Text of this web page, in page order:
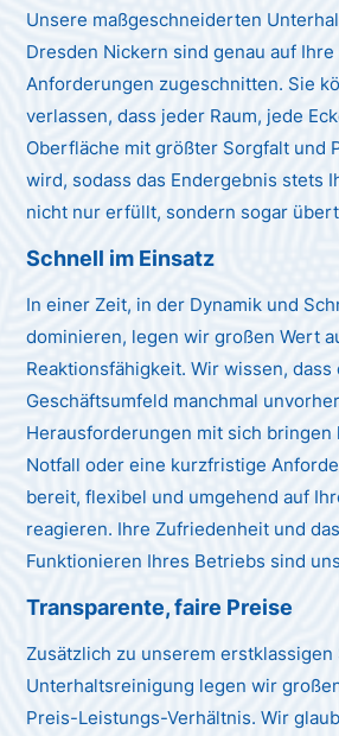
Unsere maßgeschneiderten
Dresden Nickern sind genau auf
Anforderungen zugeschnitten. Sie
verlassen, dass jeder Raum, jede
Oberfläche mit größter Sorgfalt und
wird, sodass das Endergebnis stets
nicht nur erfüllt, sondern sogar
Schnell im Einsatz
In einer Zeit, in der Dynamik und
dominieren, legen wir großen Wert
Reaktionsfähigkeit. Wir wissen, dass
Geschäftsumfeld manchmal
Herausforderungen mit sich bringen
Notfall oder eine kurzfristige
bereit, flexibel und umgehend auf
reagieren. Ihre Zufriedenheit und
Funktionieren Ihres Betriebs sind
Transparente, faire Preise
Zusätzlich zu unserem
Unterhaltsreinigung legen wir
Preis-Leistungs-Verhältnis. Wir